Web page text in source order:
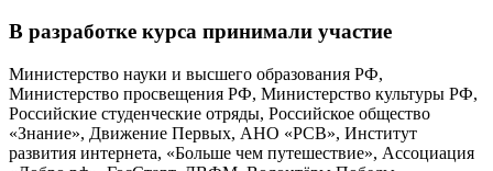
В разработке курса принимали участие
Министерство науки и высшего образования РФ,
Министерство просвещения РФ, Министерство культуры РФ,
Российские студенческие отряды, Российское общество
«Знание», Движение Первых, АНО «РСВ», Институт
развития интернета, «Больше чем путешествие», Ассоциация